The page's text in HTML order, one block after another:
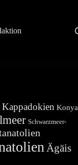
Kappadokien Konya
Schwarzmeer-
Ägäis